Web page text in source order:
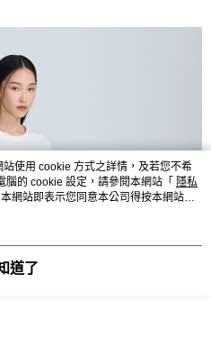
使用 cookie 方式之詳情，及若您不希
的 cookie 設定，請參閱本網站「 隱私
網站即表示您同意本公司得按本網站使
道了